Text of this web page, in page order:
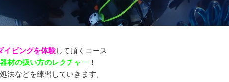
イビングを体験して頂くコース
材の扱い方のレクチャー ！
法などを練習していきます。